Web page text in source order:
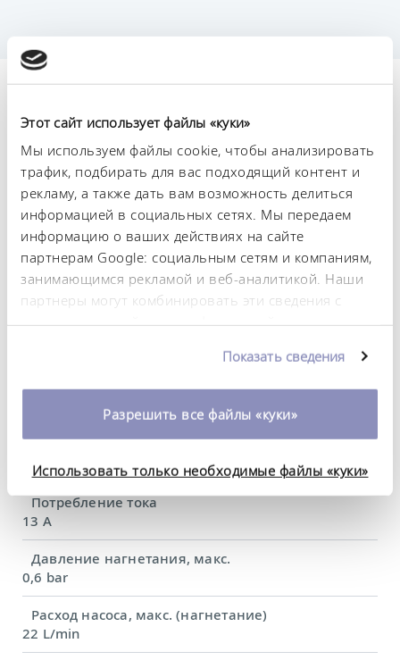
Этот сайт использует файлы «куки»
Мы используем файлы cookie, чтобы анализировать
трафик, подбирать для вас подходящий контент и
рекламу, а также дать вам возможность делиться
информацией в социальных сетях. Мы передаем
информацию о ваших действиях на сайте
партнерам Google: социальным сетям и компаниям,
занимающимся рекламой и веб-аналитикой. Наши
партнеры могут комбинировать эти сведения с
предоставленной вами информацией, а также
использовании вами их сервисов. Вы можете
изменить или отозвать свое согласие в любое
время. Более подробную информацию об этом вы
можете найти в нашей
политике
Показать сведения
Разрешить все файлы «куки»
Использовать только необходимые файлы «куки»
характеристики (согл.
DIN 12876)
Диапазон рабочих температур
-15 ... 200 °C
Диапазон температуры окружающей среды
5 ... 40 °C
Теплопроизводительность, макс.
Потребляемая мощность, макс.
2.8 kW
Потребление тока
13 A
Давление нагнетания, макс.
0,6 bar
Расход насоса, макс. (нагнетание)
22 L/min